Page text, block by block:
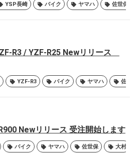
YSP長崎 バイク ヤマハ 佐世保
R3 / YZF-R25 Newリリース
YZF-R3 バイク ヤマハ 佐世保
Newリリース 受注開始します
バイク ヤマハ 佐世保 大村